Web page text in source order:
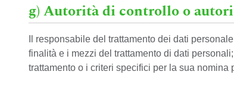
g) Autorità di controllo o
Il responsabile del trattamento dei dati
finalità e i mezzi del trattamento di dati
trattamento o i criteri specifici per la sua